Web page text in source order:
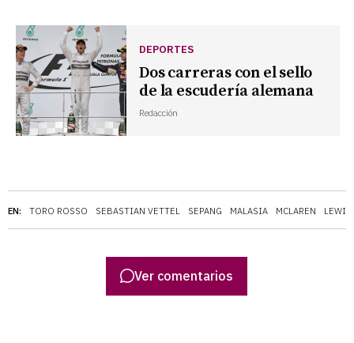
EN: TORO ROSSO SEBASTIAN VETTEL SEPANG MALASIA MCLAREN
DEPORTES
Dos carreras con el sello
de la escudería alemana
Redacción
Ver comentarios